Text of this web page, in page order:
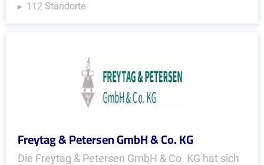
112 Standorte
Freytag & Petersen GmbH & Co. KG
Die Freytag & Petersen GmbH & Co. KG hat sich